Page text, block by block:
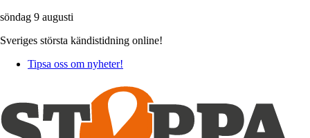
söndag 9 augusti
Sveriges största kändistidning online!
Tipsa oss om nyheter!